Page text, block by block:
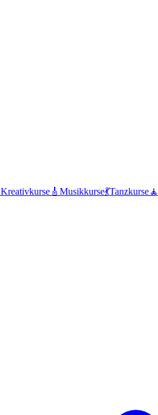
Kreativkurse 🎸 Musikkurse💃Tanzkurse🧘